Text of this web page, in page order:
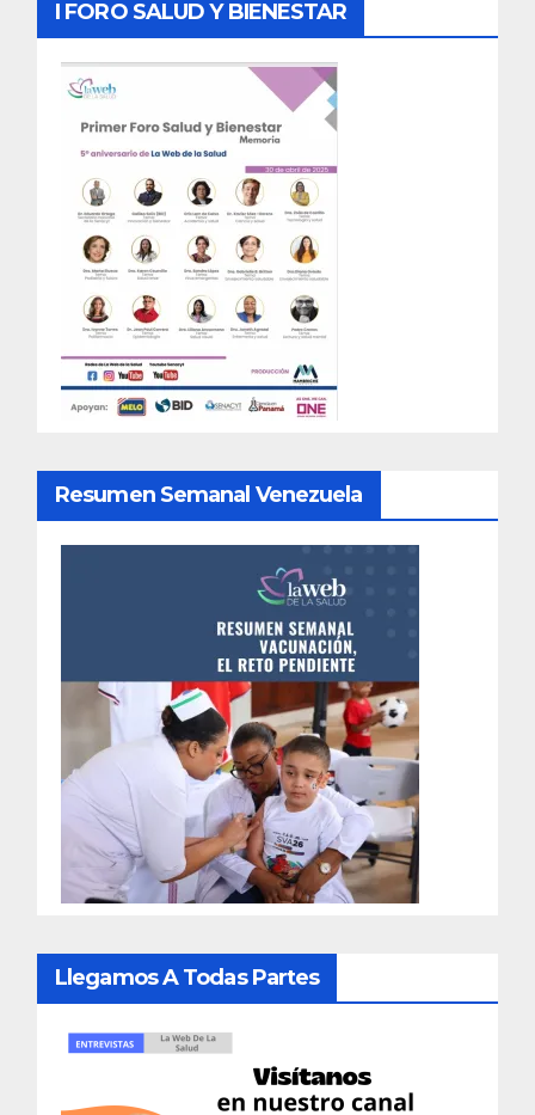
I FORO SALUD Y BIENESTAR
Resumen Semanal Venezuela
Llegamos A Todas Partes